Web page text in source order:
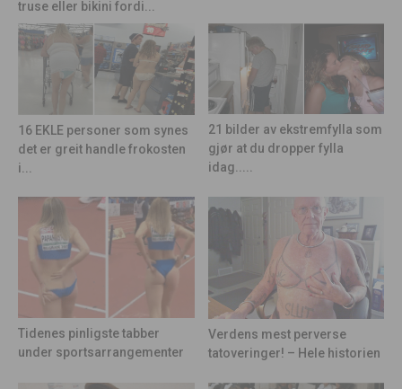
truse eller bikini fordi...
16 EKLE personer som synes
det er greit handle frokosten
i...
21 bilder av ekstremfylla som
gjør at du dropper fylla
idag.....
Tidenes pinligste tabber
under sportsarrangementer
Verdens mest perverse
tatoveringer! – Hele historien